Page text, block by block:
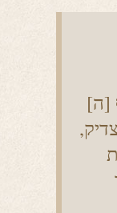
[ה] והאלהים יבקש את נרדף (קהלת ג, טו). ר’ הונא בשם ר’ יוסף